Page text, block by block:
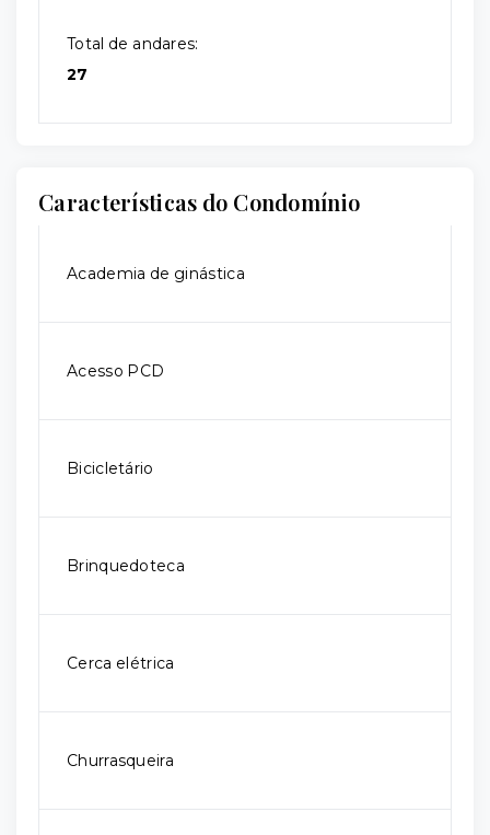
Total de andares:
27
Características do Condomínio
Academia de ginástica
Acesso PCD
Bicicletário
Brinquedoteca
Cerca elétrica
Churrasqueira